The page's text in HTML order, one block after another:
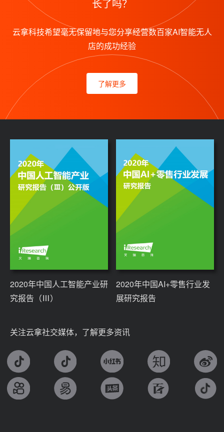
长了吗？
云拿科技希望毫无保留地与您分享经营数百家AI智能无人
店的成功经验
了解更多
2020年中国人工智能产业研
究报告（Ⅲ）
2020年中国AI+零售行业发
展研究报告
关注云拿社交媒体，了解更多资讯